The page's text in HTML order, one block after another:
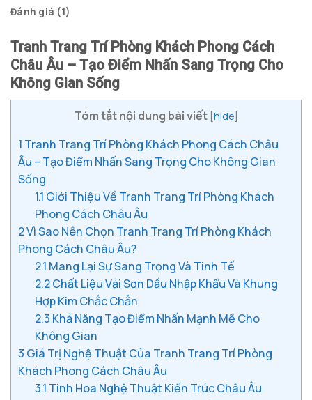
Đánh giá (1)
Tranh Trang Trí Phòng Khách Phong Cách
Châu Âu – Tạo Điểm Nhấn Sang Trọng Cho
Không Gian Sống
Tóm tắt nội dung bài viết [hide]
1 Tranh Trang Trí Phòng Khách Phong Cách Châu
Âu – Tạo Điểm Nhấn Sang Trọng Cho Không Gian
Sống
1.1 Giới Thiệu Về Tranh Trang Trí Phòng Khách
Phong Cách Châu Âu
2Vì Sao Nên Chọn Tranh Trang Trí Phòng Khách
Phong Cách Châu Âu?
2.1 Mang Lại Sự Sang Trọng Và Tinh Tế
2.2Chất Liệu Vải Sơn Dầu Nhập Khẩu Và Khung
Hợp Kim Chắc Chắn
2.3 Khả Năng Tạo Điểm Nhấn Mạnh Mẽ Cho
Không Gian
3 Giá Trị Nghệ Thuật Của Tranh Trang Trí Phòng
Khách Phong Cách Châu Âu
3.1 Tinh Hoa Nghệ Thuật Kiến Trúc Châu Âu